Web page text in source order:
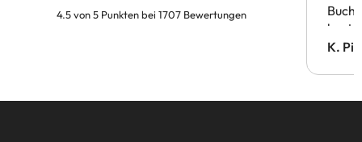
4.5 von 5 Punkten bei 1707 Bewertungen
K.